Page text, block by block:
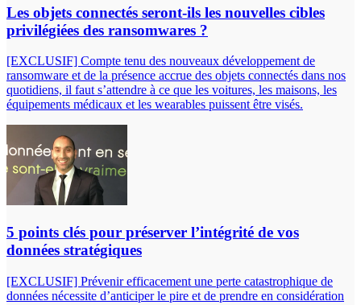
Les objets connectés seront-ils les nouvelles cibles
privilégiées des ransomwares ?
[EXCLUSIF] Compte tenu des nouveaux développement de
ransomware et de la présence accrue des objets connectés dans nos
quotidiens, il faut s’attendre à ce que les voitures, les maisons, les
équipements médicaux et les wearables puissent être visés.
5 points clés pour préserver l’intégrité de vos
données stratégiques
[EXCLUSIF] Prévenir efficacement une perte catastrophique de
données nécessite d’anticiper le pire et de prendre en considération